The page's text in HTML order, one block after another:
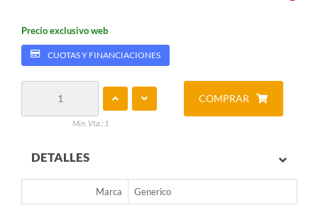
Precio exclusivo web
CUOTAS Y FINANCIACIONES
Min. Vta.: 1
COMPRAR
DETALLES
Marca Generico